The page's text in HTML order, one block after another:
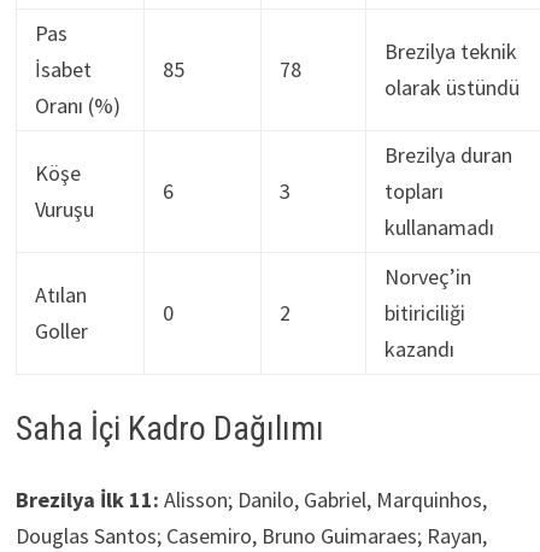
Pas
İsabet
Oranı (%)
85 78
Brezilya teknik
olarak üstündü
Köşe
Vuruşu
6 3
Brezilya duran
topları
kullanamadı
Atılan
Goller
0 2
Norveç’in
bitiriciliği
kazandı
Saha İçi Kadro Dağılımı
Brezilya İlk 11: Alisson; Danilo, Gabriel, Marquinhos,
Douglas Santos; Casemiro, Bruno Guimaraes; Rayan,